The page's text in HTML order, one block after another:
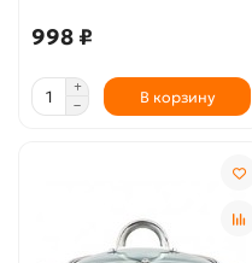
998 ₽
В корзину